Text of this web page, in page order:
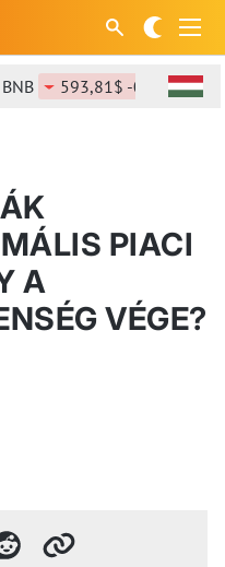
593,81$ -0,75%
PIACI
A
VÉGE?